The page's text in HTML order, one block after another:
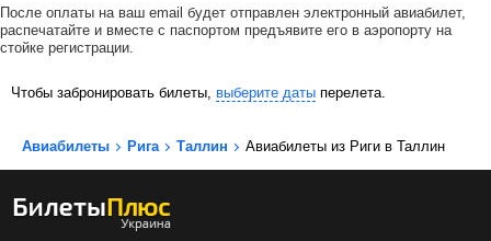
После оплаты на ваш email будет отправлен электронный авиабилет,
распечатайте и вместе с паспортом предъявите его в аэропорту на
стойке регистрации.
Чтобы забронировать билеты, выберите даты перелета.
Авиабилеты Рига Таллин Авиабилеты из Риги в Таллин